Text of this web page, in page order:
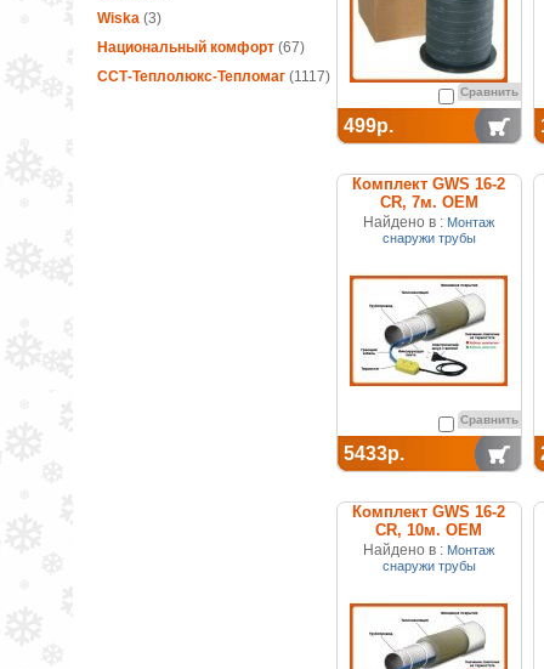
Wiska(3)
Национальный комфорт(67)
ССТ-Теплолюкс-Тепломаг(1117)
Сравнить
499р.
Комплект GWS 16-2
CR, 7м. ОЕМ
Найдено в : Монтаж
снаружи трубы
Сравнить
5433р.
Комплект GWS 16-2
CR, 10м. ОЕМ
Найдено в : Монтаж
снаружи трубы